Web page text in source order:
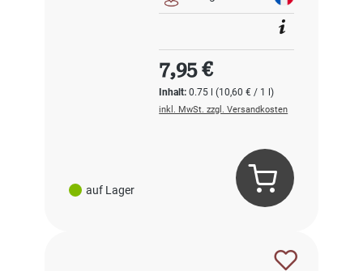
auf Lager
Inhalt:0.75 l(10,60 € / 1 l)
Regulärer Preis:
7,95 €
inkl. MwSt. zzgl. Versandkosten